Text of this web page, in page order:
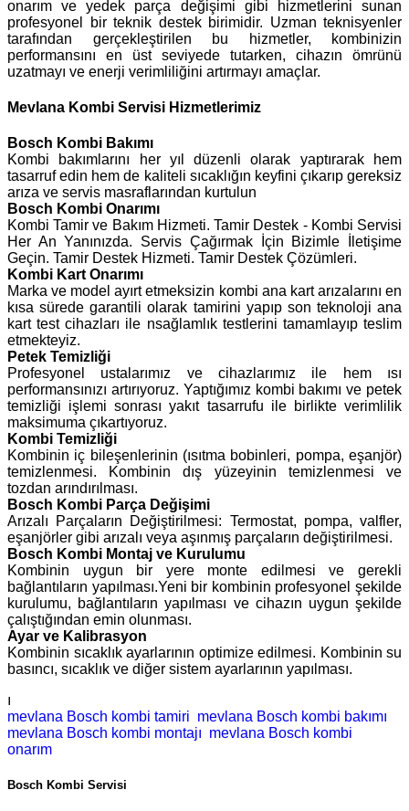
onarım ve yedek parça değişimi gibi hizmetlerini sunan
profesyonel bir teknik destek birimidir. Uzman teknisyenler
tarafından gerçekleştirilen bu hizmetler, kombinizin
performansını en üst seviyede tutarken, cihazın ömrünü
uzatmayı ve enerji verimliliğini artırmayı amaçlar.
Mevlana Kombi Servisi Hizmetlerimiz
Bosch Kombi Bakımı
Kombi bakımlarını her yıl düzenli olarak yaptırarak hem
tasarruf edin hem de kaliteli sıcaklığın keyfini çıkarıp gereksiz
arıza ve servis masraflarından kurtulun
Bosch Kombi Onarımı
Kombi Tamir ve Bakım Hizmeti. Tamir Destek - Kombi Servisi
Her An Yanınızda. Servis Çağırmak İçin Bizimle İletişime
Geçin. Tamir Destek Hizmeti. Tamir Destek Çözümleri.
Kombi Kart Onarımı
Marka ve model ayırt etmeksizin kombi ana kart arızalarını en
kısa sürede garantili olarak tamirini yapıp son teknoloji ana
kart test cihazları ile nsağlamlık testlerini tamamlayıp teslim
etmekteyiz.
Petek Temizliği
Profesyonel ustalarımız ve cihazlarımız ile hem ısı
performansınızı artırıyoruz. Yaptığımız kombi bakımı ve petek
temizliği işlemi sonrası yakıt tasarrufu ile birlikte verimlilik
maksimuma çıkartıyoruz.
Kombi Temizliği
Kombinin iç bileşenlerinin (ısıtma bobinleri, pompa, eşanjör)
temizlenmesi. Kombinin dış yüzeyinin temizlenmesi ve
tozdan arındırılması.
Bosch Kombi Parça Değişimi
Arızalı Parçaların Değiştirilmesi: Termostat, pompa, valfler,
eşanjörler gibi arızalı veya aşınmış parçaların değiştirilmesi.
Bosch Kombi Montaj ve Kurulumu
Kombinin uygun bir yere monte edilmesi ve gerekli
bağlantıların yapılması.Yeni bir kombinin profesyonel şekilde
kurulumu, bağlantıların yapılması ve cihazın uygun şekilde
çalıştığından emin olunması.
Ayar ve Kalibrasyon
Kombinin sıcaklık ayarlarının optimize edilmesi. Kombinin su
basıncı, sıcaklık ve diğer sistem ayarlarının yapılması.
ı
mevlana Bosch kombi tamiri mevlana Bosch kombi bakımı
mevlana Bosch kombi montajı mevlana Bosch kombi
onarım
Bosch Kombi Servisi